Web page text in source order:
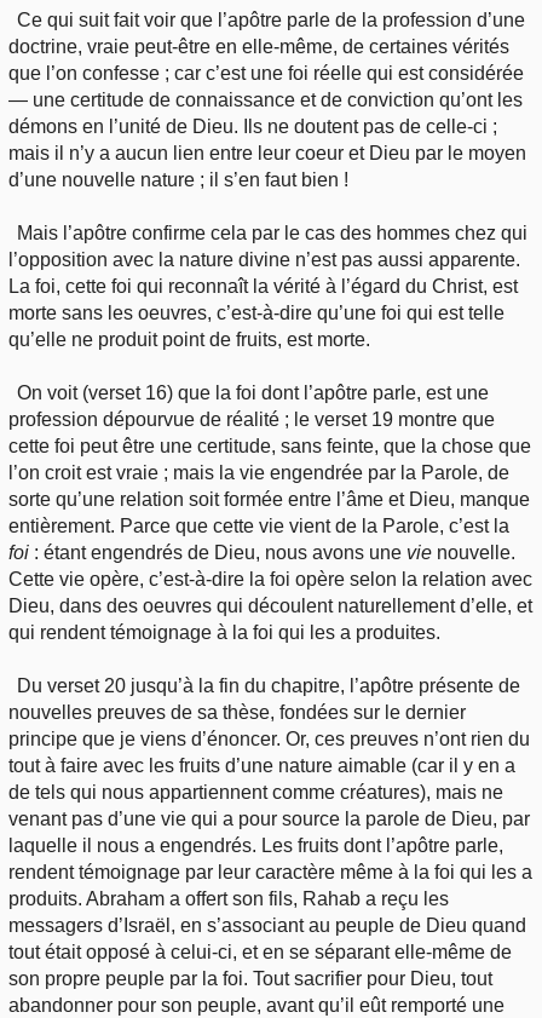
Ce qui suit fait voir que l’apôtre parle de la profession d’une
doctrine, vraie peut-être en elle-même, de certaines vérités
que l’on confesse ; car c’est une foi réelle qui est considérée
— une certitude de connaissance et de conviction qu’ont les
démons en l’unité de Dieu. Ils ne doutent pas de celle-ci ;
mais il n’y a aucun lien entre leur coeur et Dieu par le moyen
d’une nouvelle nature ; il s’en faut bien !
Mais l’apôtre confirme cela par le cas des hommes chez qui
l’opposition avec la nature divine n’est pas aussi apparente.
La foi, cette foi qui reconnaît la vérité à l’égard du Christ, est
morte sans les oeuvres, c’est-à-dire qu’une foi qui est telle
qu’elle ne produit point de fruits, est morte.
On voit (verset 16) que la foi dont l’apôtre parle, est une
profession dépourvue de réalité ; le verset 19 montre que
cette foi peut être une certitude, sans feinte, que la chose que
l’on croit est vraie ; mais la vie engendrée par la Parole, de
sorte qu’une relation soit formée entre l’âme et Dieu, manque
entièrement. Parce que cette vie vient de la Parole, c’est la
foi : étant engendrés de Dieu, nous avons une vie nouvelle.
Cette vie opère, c’est-à-dire la foi opère selon la relation avec
Dieu, dans des oeuvres qui découlent naturellement d’elle, et
qui rendent témoignage à la foi qui les a produites.
Du verset 20 jusqu’à la fin du chapitre, l’apôtre présente de
nouvelles preuves de sa thèse, fondées sur le dernier
principe que je viens d’énoncer. Or, ces preuves n’ont rien du
tout à faire avec les fruits d’une nature aimable (car il y en a
de tels qui nous appartiennent comme créatures), mais ne
venant pas d’une vie qui a pour source la parole de Dieu, par
laquelle il nous a engendrés. Les fruits dont l’apôtre parle,
rendent témoignage par leur caractère même à la foi qui les a
produits. Abraham a offert son fils, Rahab a reçu les
messagers d’Israël, en s’associant au peuple de Dieu quand
tout était opposé à celui-ci, et en se séparant elle-même de
son propre peuple par la foi. Tout sacrifier pour Dieu, tout
abandonner pour son peuple, avant qu’il eût remporté une